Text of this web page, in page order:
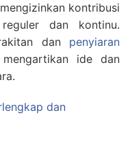
kontribusi
dan kontinu.
dan penyiaran
ide dan
dan